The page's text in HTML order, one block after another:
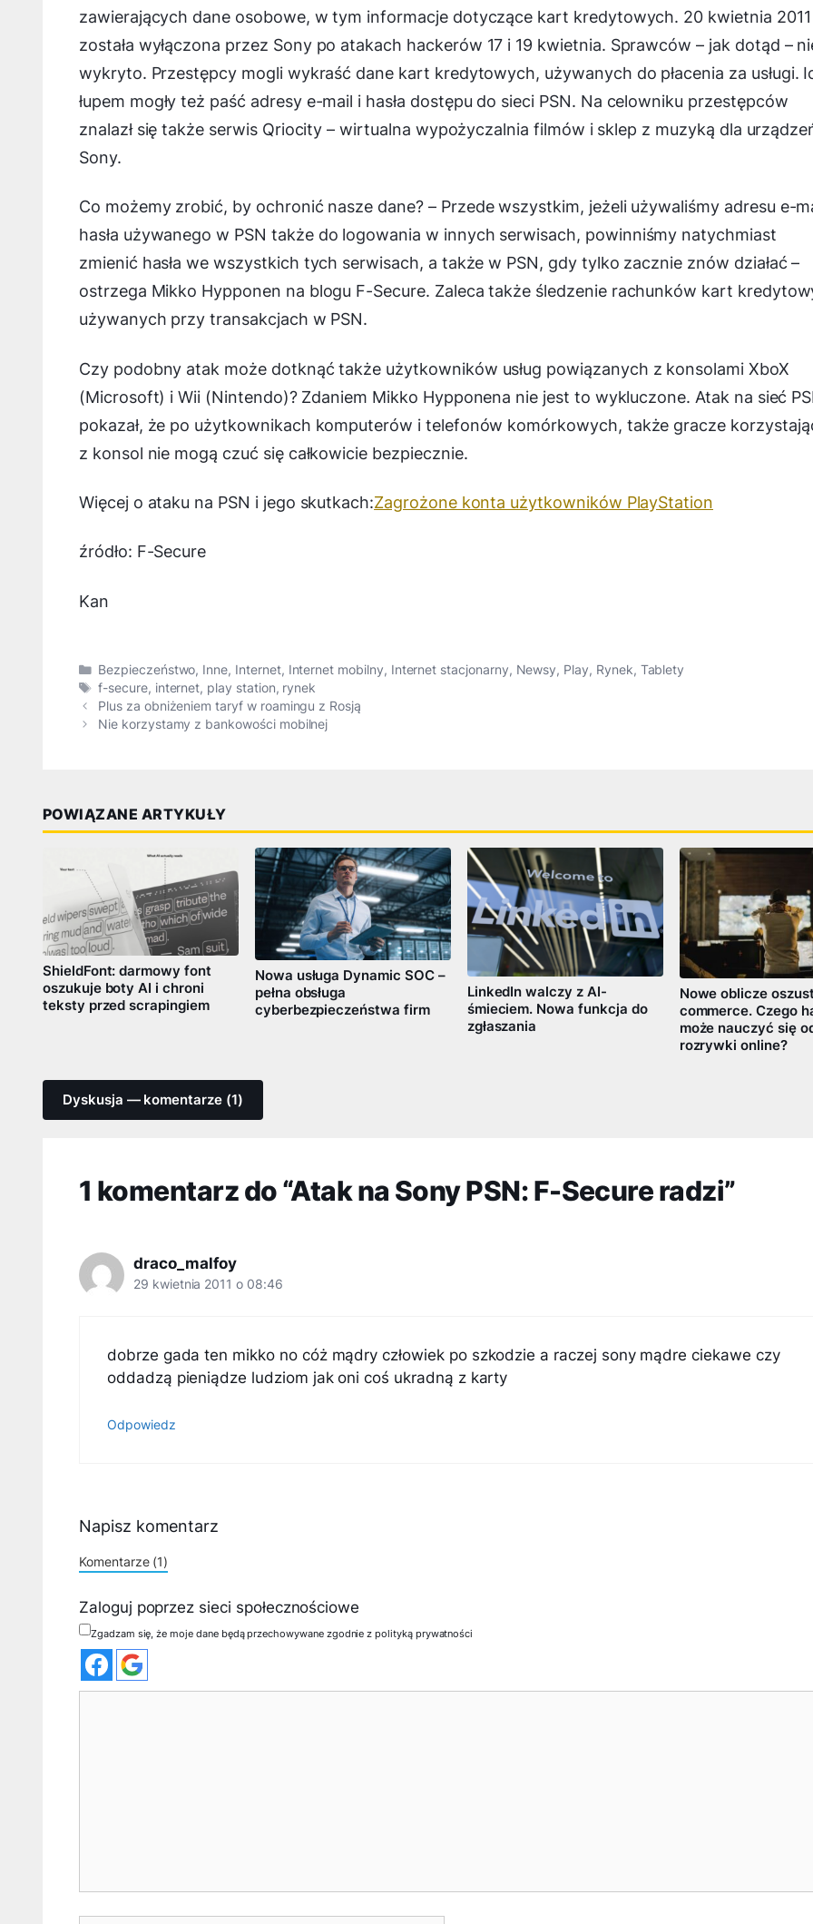
zawierających dane osobowe, w tym informacje dotyczące kart kredytowych. 20 kwietnia 2011
została wyłączona przez Sony po atakach hackerów 17 i 19 kwietnia. Sprawców – jak dotąd –
wykryto. Przestępcy mogli wykraść dane kart kredytowych, używanych do płacenia za usługi.
łupem mogły też paść adresy e-mail i hasła dostępu do sieci PSN. Na celowniku przestępców
znalazł się także serwis Qriocity – wirtualna wypożyczalnia filmów i sklep z muzyką dla
Sony.
Co możemy zrobić, by ochronić nasze dane? –Przede wszystkim, jeżeli używaliśmy adresu e-
hasła używanego w PSN także do logowania w innych serwisach, powinniśmy natychmiast
zmienić hasła we wszystkich tych serwisach, a także w PSN, gdy tylko zacznie znów działać –
ostrzega Mikko Hypponen na blogu F-Secure. Zaleca także śledzenie rachunków kart
używanych przy transakcjach w PSN.
Czy podobny atak może dotknąć także użytkowników usług powiązanych z konsolami XboX
(Microsoft) i Wii (Nintendo)? Zdaniem Mikko Hypponena nie jest to wykluczone. Atak na sieć
pokazał, że po użytkownikach komputerów i telefonów komórkowych, także gracze
z konsol nie mogą czuć się całkowicie bezpiecznie.
Więcej o ataku na PSN i jego skutkach:Zagrożone konta użytkowników PlayStation
źródło: F-Secure
Kan
Kategorie
Bezpieczeństwo, Inne, Internet, Internet mobilny, Internet stacjonarny, Newsy, Play, Rynek, Tablety
Tagi
f-secure, internet, play station, rynek
Plus za obniżeniem taryf w roamingu z Rosją
Nie korzystamy z bankowości mobilnej
POWIĄZANE ARTYKUŁY
ShieldFont: darmowy font
oszukuje boty AI i chroni
teksty przed scrapingiem
Nowa usługa Dynamic SOC –
pełna obsługa
cyberbezpieczeństwa firm
LinkedIn walczy z AI-
śmieciem. Nowa funkcja do
zgłaszania
Nowe oblicze
commerce. Czego
może nauczyć się
rozrywki online?
Dyskusja — komentarze (1)
1 komentarz do “Atak na Sony PSN: F-Secure radzi”
draco_malfoy
29 kwietnia 2011 o 08:46
dobrze gada ten mikko no cóż mądry człowiek po szkodzie a raczej sony mądre ciekawe czy
oddadzą pieniądze ludziom jak oni coś ukradną z karty
Odpowiedz
Napisz komentarz
Komentarze (1)
Zaloguj poprzez sieci społecznościowe
Zgadzam się, że moje dane będą przechowywane zgodnie z polityką prywatności